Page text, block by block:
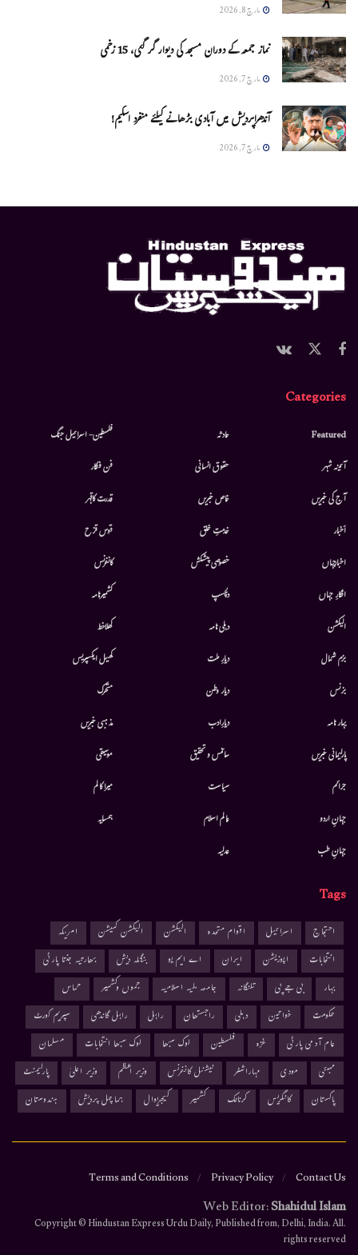
مارچ 8, 2026
نماز جمعہ کے دوران مسجد کی دیوار گر گئی، 15 زخمی
مارچ 7, 2026
آندھراپردیش میں آبادی بڑھانے کیلئے منفرد اسکیم!
مارچ 7, 2026
Categories
Featured
آئینہ شہر
آج کی خبریں
أخبار
اخبارجہاں
افکارِ جہاں
الیکشن
بزم شمال
بزنس
بہار نامہ
پارلیمانی خبریں
جرائم
جہانِ اردو
جہانِ طب
حادثہ
حقوق انسانی
خاص خبریں
خدمتِ خلق
خصوصی پیشکش
دلچسپ
دہلی نامہ
دیارِ ملت
دیار وطن
دیارِادب
سائنس و تحقیق
سیاست
عالم اسلام
عدلیہ
فلسطین- اسرائیل جنگ
فن فنکار
قدرت کاقہر
قوس قزح
کانفرنس
کشمیرنامہ
کھلاخط
کھیل ایکسپریس
متحرك
مذہبی خبریں
موسيقى
میرا کالم
ہمسایہ
Tags
احتجاج اسرائیل اقوام متحدہ الیکشن الیکشن کمیشن
امریکہ
انتخابات
اپوزیشن ایران اے ایم یو بنگلہ دیش
بھارتیہ جنتا پارٹی
بہار
بی جے پی تلنگانہ جامعہ ملیہ اسلامیہ جموں وکشمیر
حماس
حکومت
خواتین دہلی راجستھان راہل راہل گاندھی
سپریم کورٹ
عام آدمی پارٹی
غزہ فلسطین لوک سبھا لوک سبھا انتخابات
مسلمان
ممبئی
مودی مہاراشٹر نیشنل کانفرنس وزیر اعظم وزیر اعلیٰ
پارلیمنٹ
پاکستان
کانگریس کرناٹک کشمیر کیجریوال ہماچل پردیش ہندوستان
Contact Us
Privacy Policy
Terms and Conditions
Web Editor:Shahidul Islam
.Copyright © Hindustan Express Urdu Daily, Published from, Delhi, India. All
rights reserved